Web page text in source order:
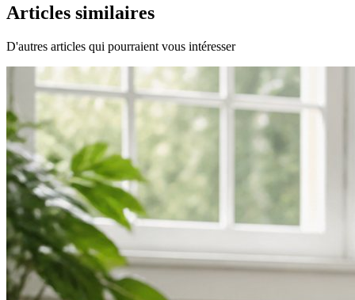
Articles similaires
D'autres articles qui pourraient vous intéresser